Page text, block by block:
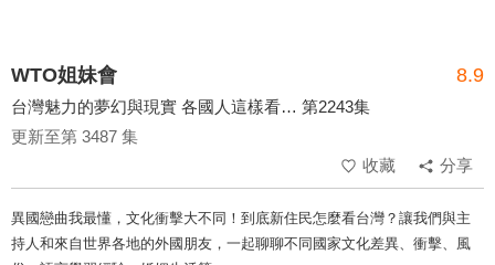
WTO姐妹會 8.9
台灣魅力的夢幻與現實 各國人這樣看… 第2243集
更新至第 3487 集
收藏
分享
異國戀曲我最懂，文化衝擊大不同！到底新住民怎麼看台灣？讓我們與主
持人和來自世界各地的外國朋友，一起聊聊不同國家文化差異、衝擊、風